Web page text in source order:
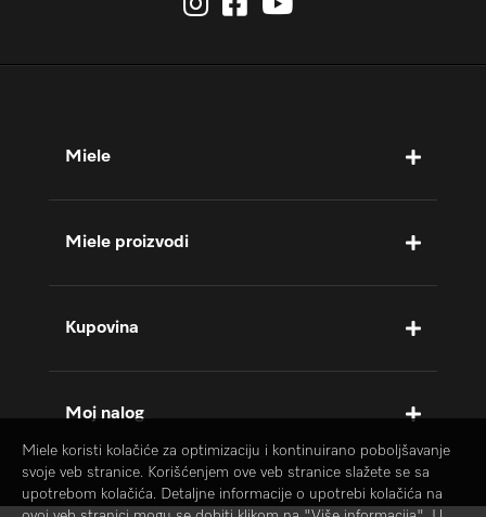
Miele
Miele proizvodi
Kupovina
Moj nalog
Miele koristi kolačiće za optimizaciju i kontinuirano poboljšavanje
svoje veb stranice. Korišćenjem ove veb stranice slažete se sa
upotrebom kolačića. Detaljne informacije o upotrebi kolačića na